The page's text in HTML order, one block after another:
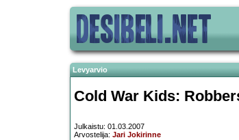
Levyarvio
Cold War Kids:
Julkaistu: 01.03.2007
Arvostelija: Jari Jokirinne